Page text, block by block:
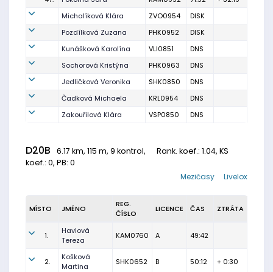
Michalíková Klára
ZVO0954
DISK
Pozdílková Zuzana
PHK0952
DISK
Kunášková Karolína
VLI0851
DNS
Sochorová Kristýna
PHK0963
DNS
Jedličková Veronika
SHK0850
DNS
Čadková Michaela
KRL0954
DNS
Zakouřilová Klára
VSP0850 DNS
D20B 6.17 km, 115 m, 9 kontrol, Rank. koef.: 1.04, KS
koef.: 0, PB: 0
Livelox
Mezičasy
MÍSTO JMÉNO
REG.
ČÍSLO
LICENCE ČAS ZTRÁTA
1.
Havlová
Tereza
KAM0760 A 49:42
2.
Košková
Martina
SHK0652 B 50:12 + 0:30